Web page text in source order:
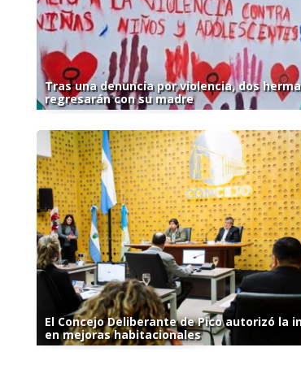
Tras una denuncia por violencia, dos
regresarán con su madre
El Concejo Deliberante de Pico autorizó la
en mejoras habitacionales